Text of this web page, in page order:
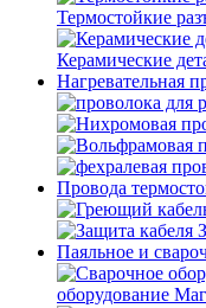
Термостойкие
Керамические
Нагревательная
Провода
Паяльное и
оборудование